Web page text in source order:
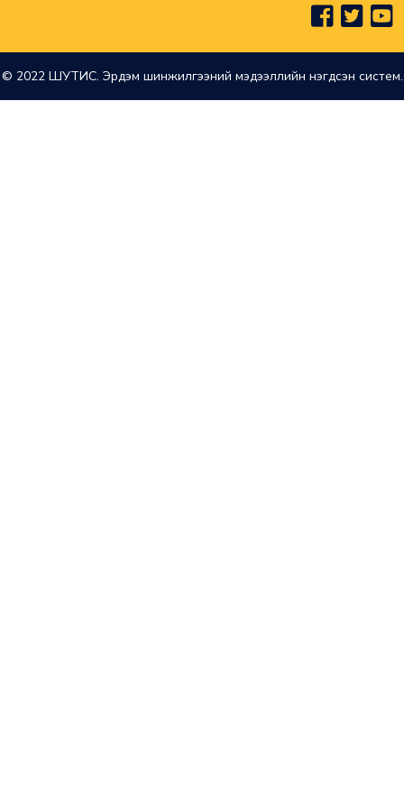
© 2022 ШУТИС. Эрдэм шинжилгээний мэдээллийн нэгдсэн систем.